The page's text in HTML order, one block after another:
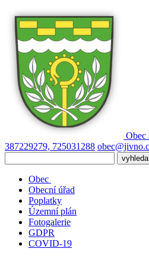
Obec
387229279, 725031288
Obec
Obecní úřad
Poplatky
Územní plán
Fotogalerie
GDPR
COVID-19